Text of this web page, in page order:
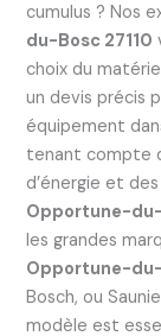
cumulus ? Nos
du-Bosc 27110
choix du
un devis précis
équipement
tenant compte
d’énergie et
Opportune-du-
les grandes
Opportune-du-
Bosch, ou
modèle est